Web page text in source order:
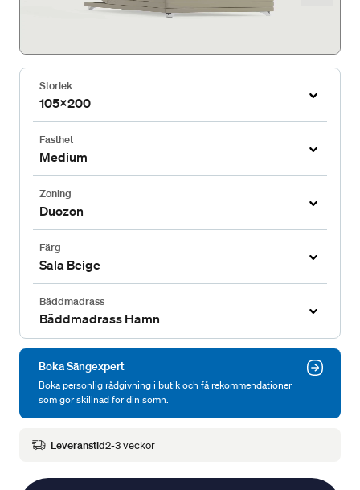
Storlek
105x200
Fasthet
Medium
Zoning
Duozon
Färg
Sala Beige
Bäddmadrass
Bäddmadrass Hamn
Boka Sängexpert
Boka personlig rådgivning i butik och få rekommendationer
som gör skillnad för din sömn.
Leveranstid2-3 veckor